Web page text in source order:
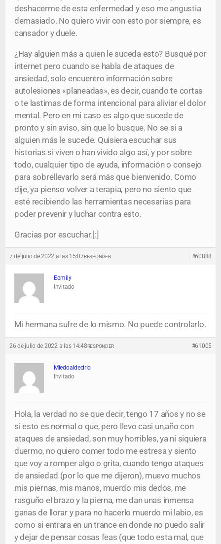
deshacerme de esta enfermedad y eso me angustia
demasiado. No quiero vivir con esto por siempre, es
cansador y duele.
¿Hay alguien más a quien le suceda esto? Busqué por
internet pero cuando se habla de ataques de
ansiedad, solo encuentro información sobre
autolesiones «planeadas», es decir, cuando te cortas
o te lastimas de forma intencional para aliviar el dolor
mental. Pero en mi caso es algo que sucede de
pronto y sin aviso, sin que lo busque. No se si a
alguien más le sucede. Quisiera escuchar sus
historias si viven o han vivido algo así, y por sobre
todo, cualquier tipo de ayuda, información o consejo
para sobrellevarlo será más que bienvenido. Como
dije, ya pienso volver a terapia, pero no siento que
esté recibiendo las herramientas necesarias para
poder prevenir y luchar contra esto.
Gracias por escuchar.[:]
7 de julio de 2022 a las 15:07 #60888
RESPONDER
Edmily
Invitado
Mi hermana sufre de lo mismo. No puede controlarlo.
26 de julio de 2022 a las 14:48 #61005
RESPONDER
Miedoaldecirlo
Invitado
Hola, la verdad no se que decir, tengo 17 años y no se
si esto es normal o que, pero llevo casi un,año con
ataques de ansiedad, son muy horribles, ya ni siquiera
duermo, no quiero comer todo me estresa y siento
que voy a romper algo o grita, cuando tengo ataques
de ansiedad (por lo que me dijeron), muevo muchos
mis piernas, mis manos, muerdo mis dedos, me
rasguño el brazo y la pierna, me dan unas inmensa
ganas de llorar y para no hacerlo muerdo mi labio, es
como si entrara en un trance en donde no puedo salir
y dejar de pensar cosas feas (que todo esta mal, que